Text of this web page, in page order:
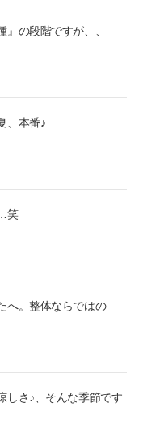
の段階ですが、、
、本番♪
笑
へ。整体ならではの
しさ♪、そんな季節です